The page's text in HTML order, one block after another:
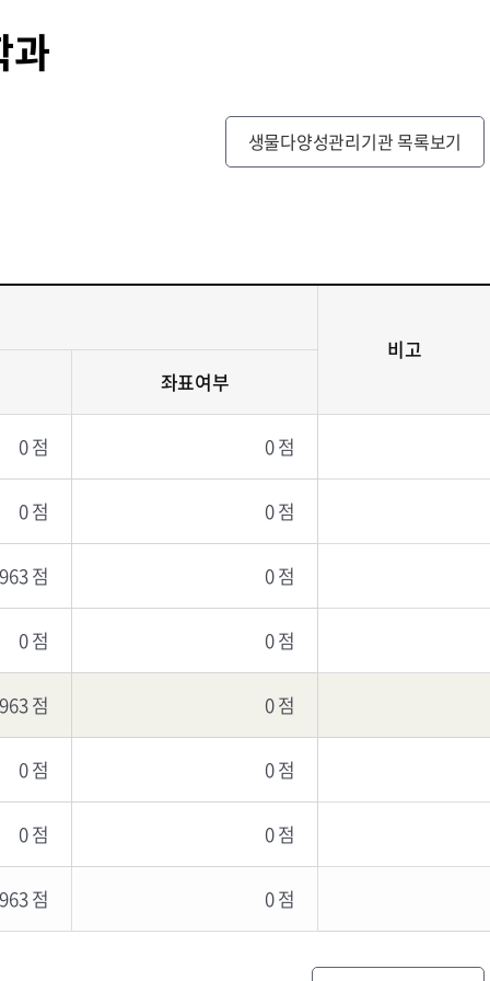
과
생물다양성관리기관 목록보기
비고
좌표여부
0 점 0 점
0 점 0 점
점 0 점
0 점 0 점
점 0 점
0 점 0 점
0 점 0 점
점 0 점